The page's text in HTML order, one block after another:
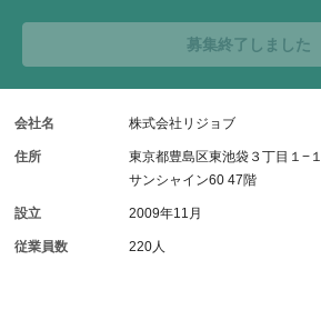
募集終了しました
会社名 株式会社リジョブ
住所
東京都豊島区東池袋３丁目１−１
サンシャイン60 47階
設立 2009年11月
従業員数 220人